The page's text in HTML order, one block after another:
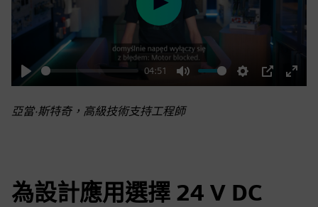
Play
04:51
Mute Settings
PIP
Enter
Play
亞當·斯特奇，高級技術支持工程師
為設計應用選擇 24 V DC